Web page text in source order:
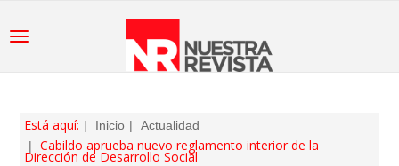
Está aquí: Inicio Actualidad
Cabildo aprueba nuevo reglamento interior de la
Dirección de Desarrollo Social